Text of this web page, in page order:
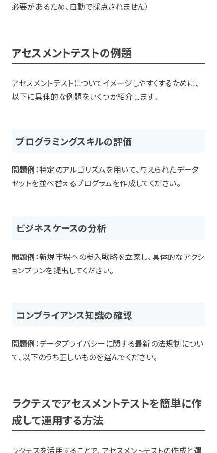
必要があるため、自動で採点されません）
アセスメントテストの例題
アセスメントテストについてイメージしやすくするために、
以下に具体的な例題をいくつか紹介します。
プログラミングスキルの評価
問題例 ：特定のアルゴリズムを用いて、与えられたデータ
セットを並べ替えるプログラムを作成してください。
ビジネスケースの分析
問題例 ：新規市場への参入戦略を立案し、具体的なアクシ
ョンプランを提出してください。
コンプライアンス知識の確認
問題例 ：データプライバシーに関する最新の法規制につい
て、以下のうち正しいものを選んでください。
ラクテスでアセスメントテストを簡単に作
成して運用する方法
ラクテスを活用することで、アセスメントテストの作成と運